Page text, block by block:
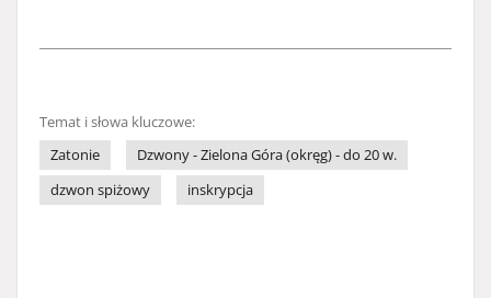
Temat i słowa kluczowe:
Zatonie
Dzwony - Zielona Góra (okręg) - do 20 w.
dzwon spiżowy
inskrypcja